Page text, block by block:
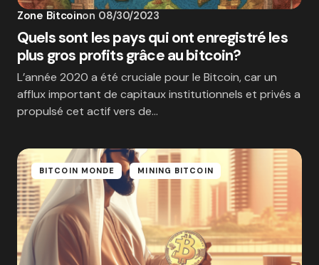
Zone Bitcoinon 08/30/2023
Quels sont les pays qui ont enregistré les
plus gros profits grâce au bitcoin?
L’année 2020 a été cruciale pour le Bitcoin, car un
afflux important de capitaux institutionnels et privés a
propulsé cet actif vers de…
BITCOIN MONDE MINING BITCOIN